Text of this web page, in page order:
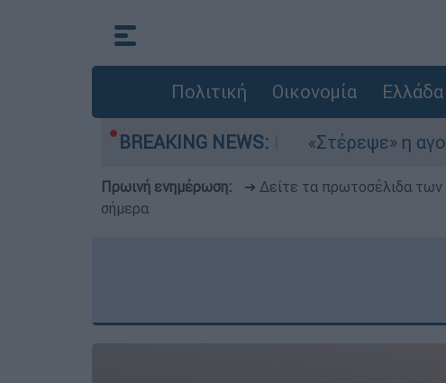
Πολιτική Οικονομία Ελλάδα
BREAKING NEWS:
στο Αιγαίο «Στέρεψε» η αγορά από
Πρωινή ενημέρωση: ➔ Δείτε τα πρωτοσέλιδα
σήμερα